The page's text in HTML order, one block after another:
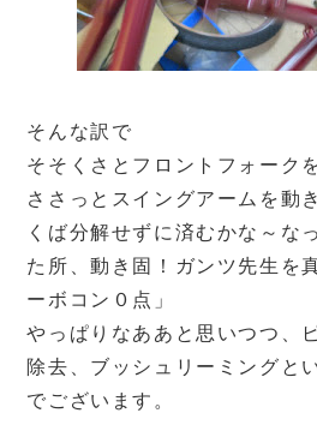
そんな訳で
そそくさとフロントフォーク
ささっとスイングアームを動
くば分解せずに済むかな～な
た所、動き固！ガンツ先生を
ーボコン０点」
やっぱりなああと思いつつ、
除去、ブッシュリーミングと
でございます。